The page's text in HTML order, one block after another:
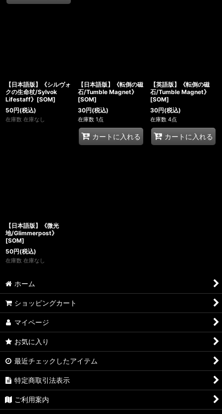
【日本語版】《シルヴォ
クの生命杖/Sylvok
Lifestaff》[SOM]
50円(税込)
在庫数 在庫なし
【日本語版】《転倒の磁
石/Tumble Magnet》
[SOM]
30円(税込)
在庫数 1点
カートに入れる
【英語版】《転倒の磁
石/Tumble Magnet》
[SOM]
30円(税込)
在庫数 4点
カートに入れる
【日本語版】《微光
地/Glimmerpost》
[SOM]
50円(税込)
在庫数 在庫なし
ホーム
ショッピングカート
マイページ
お気に入り
最近チェックしたアイテム
特定商取引法表示
ご利用案内